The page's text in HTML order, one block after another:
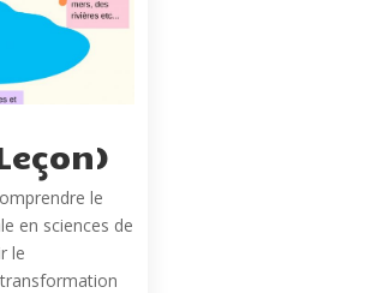
le
en sciences de
le